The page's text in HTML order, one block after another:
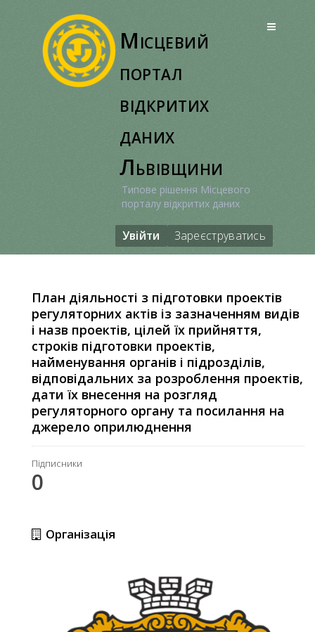
Місцевий
портал
відкритих
даних
Львівщини
Типове рішення Місцевого
порталу відкритих даних
Увійти Зареєструватись
План діяльності з підготовки проектів
регуляторних актів із зазначенням видів
і назв проектів, цілей їх прийняття,
строків підготовки проектів,
найменування органів і підрозділів,
відповідальних за розроблення проектів,
дати їх внесення на розгляд
регуляторного органу та посилання на
джерело оприлюднення
Підписники
0
Організація